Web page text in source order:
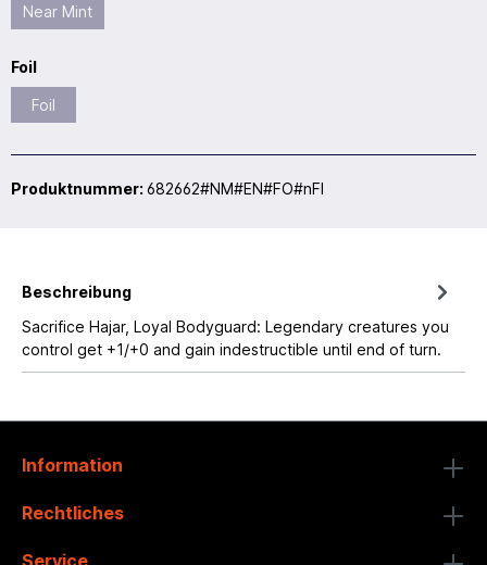
Near Mint
Foil
Foil
Produktnummer: 682662#NM#EN#FO#nFI
Beschreibung
Sacrifice Hajar, Loyal Bodyguard: Legendary creatures you
control get +1/+0 and gain indestructible until end of turn.
Information
Rechtliches
Service